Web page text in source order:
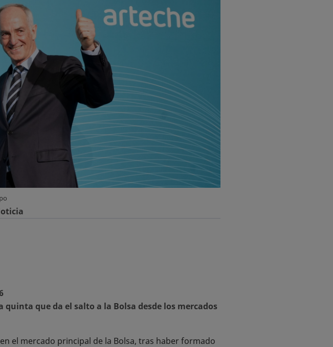
quinta que da el salto a la Bolsa desde los mercados
el mercado principal de la Bolsa, tras haber formado